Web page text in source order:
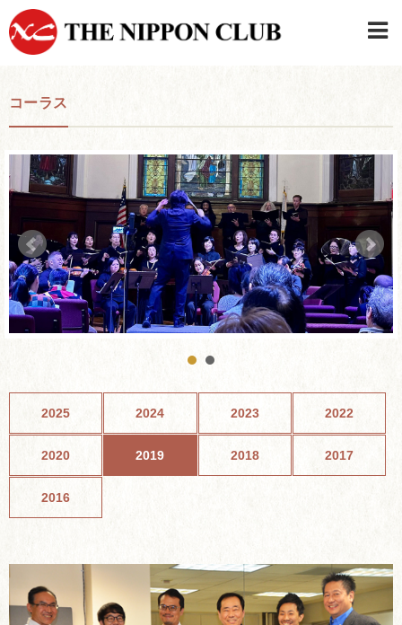
コーラス
2025 2024 2023 2022
2020 2019 2018 2017
2016
日本クラブメンバーログイン
連絡先・駐車場
はじめてご利用の方はこちら
›